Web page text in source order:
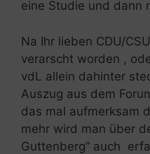
eine Studie und dann
Na Ihr lieben CDU/
verarscht worden ,
vdL allein dahinter
Auszug aus dem
das mal aufmerksam
mehr wird man über
Guttenberg“ auch